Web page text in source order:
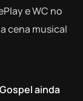
e WC no
cena musical
ainda